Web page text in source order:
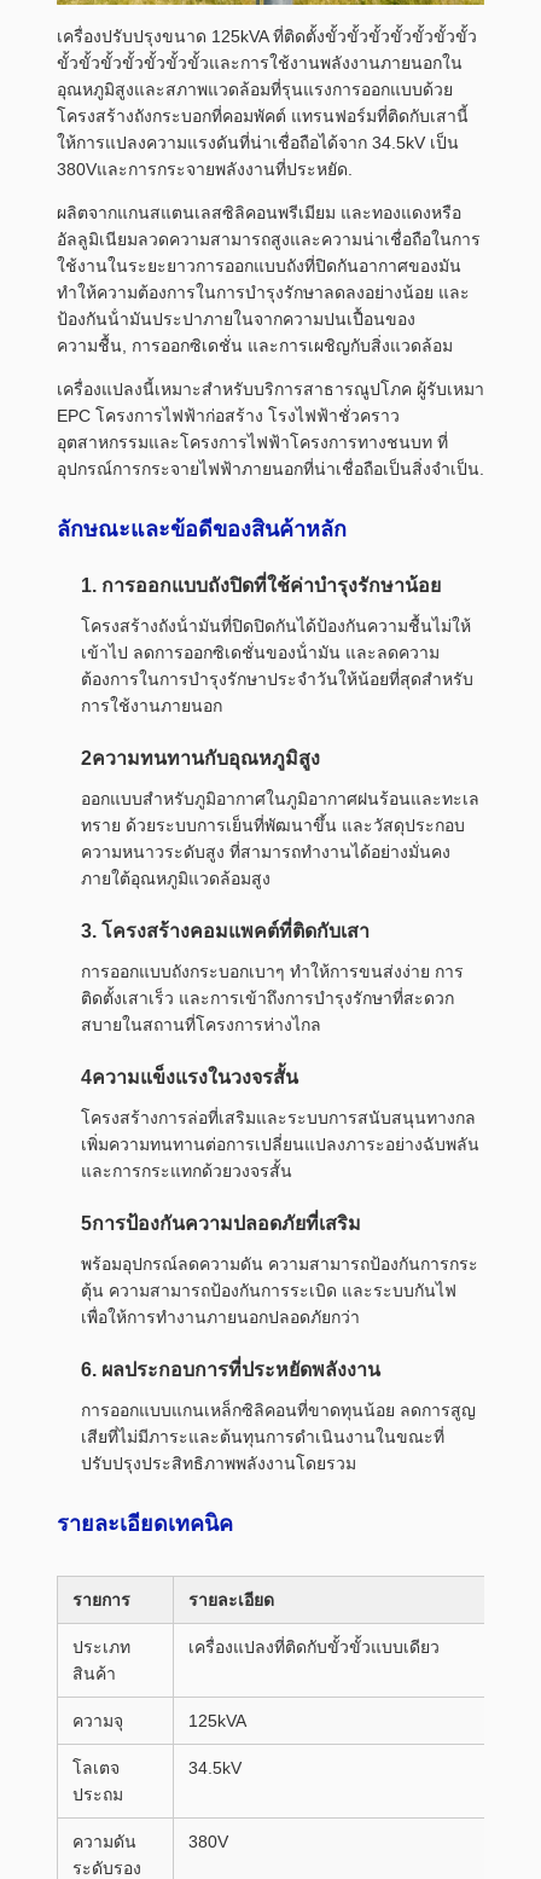
เครื่องปรับปรุงขนาด 125kVA ที่ติดตั้งขั้วขั้วขั้วขั้วขั้วขั้วขั้ว
ขั้วขั้วขั้วขั้วขั้วขั้วขั้วและการใช้งานพลังงานภายนอกใน
อุณหภูมิสูงและสภาพแวดล้อมที่รุนแรงการออกแบบด้วย
โครงสร้างถังกระบอกที่คอมพัคต์ แทรนฟอร์มที่ติดกับเสานี้
ให้การแปลงความแรงดันที่น่าเชื่อถือได้จาก 34.5kV เป็น
380Vและการกระจายพลังงานที่ประหยัด.
ผลิตจากแกนสแตนเลสซิลิคอนพรีเมียม และทองแดงหรือ
อัลลูมิเนียมลวดความสามารถสูงและความน่าเชื่อถือในการ
ใช้งานในระยะยาวการออกแบบถังที่ปิดกันอากาศของมัน
ทําให้ความต้องการในการบํารุงรักษาลดลงอย่างน้อย และ
ป้องกันน้ํามันประปาภายในจากความปนเปื้อนของ
ความชื้น, การออกซิเดชั่น และการเผชิญกับสิ่งแวดล้อม
เครื่องแปลงนี้เหมาะสําหรับบริการสาธารณูปโภค ผู้รับเหมา
EPC โครงการไฟฟ้าก่อสร้าง โรงไฟฟ้าชั่วคราว
อุตสาหกรรมและโครงการไฟฟ้าโครงการทางชนบท ที่
อุปกรณ์การกระจายไฟฟ้าภายนอกที่น่าเชื่อถือเป็นสิ่งจําเป็น.
ลักษณะและข้อดีของสินค้าหลัก
1. การออกแบบถังปิดที่ใช้ค่าบํารุงรักษาน้อย
โครงสร้างถังน้ํามันที่ปิดปิดกันได้ป้องกันความชื้นไม่ให้
เข้าไป ลดการออกซิเดชั่นของน้ํามัน และลดความ
ต้องการในการบํารุงรักษาประจําวันให้น้อยที่สุดสําหรับ
การใช้งานภายนอก
2ความทนทานกับอุณหภูมิสูง
ออกแบบสําหรับภูมิอากาศในภูมิอากาศฝนร้อนและทะเล
ทราย ด้วยระบบการเย็นที่พัฒนาขึ้น และวัสดุประกอบ
ความหนาวระดับสูง ที่สามารถทํางานได้อย่างมั่นคง
ภายใต้อุณหภูมิแวดล้อมสูง
3. โครงสร้างคอมแพคต์ที่ติดกับเสา
การออกแบบถังกระบอกเบาๆ ทําให้การขนส่งง่าย การ
ติดตั้งเสาเร็ว และการเข้าถึงการบํารุงรักษาที่สะดวก
สบายในสถานที่โครงการห่างไกล
4ความแข็งแรงในวงจรสั้น
โครงสร้างการล่อที่เสริมและระบบการสนับสนุนทางกล
เพิ่มความทนทานต่อการเปลี่ยนแปลงภาระอย่างฉับพลัน
และการกระแทกด้วยวงจรสั้น
5การป้องกันความปลอดภัยที่เสริม
พร้อมอุปกรณ์ลดความดัน ความสามารถป้องกันการกระ
ตุ้น ความสามารถป้องกันการระเบิด และระบบกันไฟ
เพื่อให้การทํางานภายนอกปลอดภัยกว่า
6. ผลประกอบการที่ประหยัดพลังงาน
การออกแบบแกนเหล็กซิลิคอนที่ขาดทุนน้อย ลดการสูญ
เสียที่ไม่มีภาระและต้นทุนการดําเนินงานในขณะที่
ปรับปรุงประสิทธิภาพพลังงานโดยรวม
รายละเอียดเทคนิค
รายการ รายละเอียด
ประเภท
สินค้า
เครื่องแปลงที่ติดกับขั้วขั้วแบบเดียว
ความจุ 125kVA
โลเตจ
ประถม
34.5kV
ความดัน
ระดับรอง
380V